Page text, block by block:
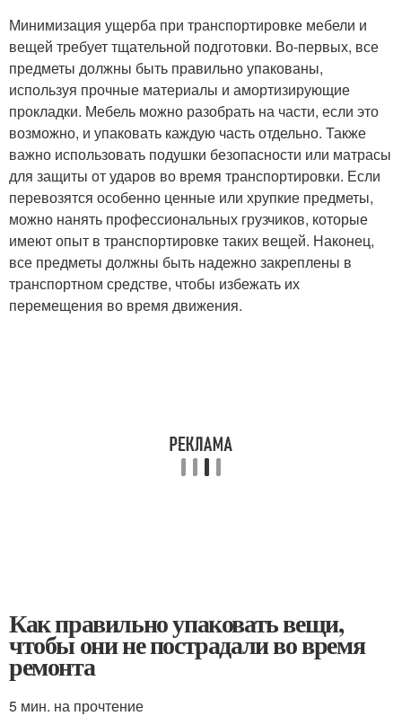
Минимизация ущерба при транспортировке мебели и
вещей требует тщательной подготовки. Во-первых, все
предметы должны быть правильно упакованы,
используя прочные материалы и амортизирующие
прокладки. Мебель можно разобрать на части, если это
возможно, и упаковать каждую часть отдельно. Также
важно использовать подушки безопасности или матрасы
для защиты от ударов во время транспортировки. Если
перевозятся особенно ценные или хрупкие предметы,
можно нанять профессиональных грузчиков, которые
имеют опыт в транспортировке таких вещей. Наконец,
все предметы должны быть надежно закреплены в
транспортном средстве, чтобы избежать их
перемещения во время движения.
Как правильно упаковать вещи,
чтобы они не пострадали во время
ремонта
5 мин. на прочтение